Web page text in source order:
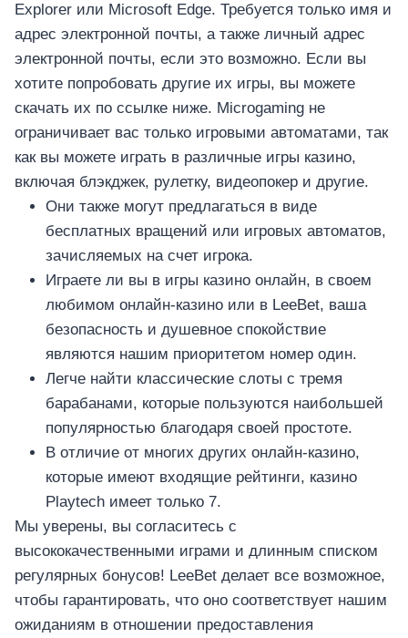
อุปกรณ์เพื่อความบันเทิง
อุปกรณ์เพื่อความบันเทิง
ลำโพง
โทรทัศน์
สินค้าตามแบรนด์
Explorer или Microsoft Edge. Требуется только имя и
адрес электронной почты, а также личный адрес
электронной почты, если это возможно. Если вы
хотите попробовать другие их игры, вы можете
скачать их по ссылке ниже. Microgaming не
ограничивает вас только игровыми автоматами, так
как вы можете играть в различные игры казино,
включая блэкджек, рулетку, видеопокер и другие.
Они также могут предлагаться в виде
бесплатных вращений или игровых автоматов,
зачисляемых на счет игрока.
Играете ли вы в игры казино онлайн, в своем
любимом онлайн-казино или в LeeBet, ваша
безопасность и душевное спокойствие
являются нашим приоритетом номер один.
Легче найти классические слоты с тремя
барабанами, которые пользуются наибольшей
популярностью благодаря своей простоте.
В отличие от многих других онлайн-казино,
которые имеют входящие рейтинги, казино
Playtech имеет только 7.
Мы уверены, вы согласитесь с
высококачественными играми и длинным списком
регулярных бонусов! LeeBet делает все возможное,
чтобы гарантировать, что оно соответствует нашим
ожиданиям в отношении предоставления